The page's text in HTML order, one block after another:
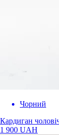
Чорний
Кардиган
1 900 UAH